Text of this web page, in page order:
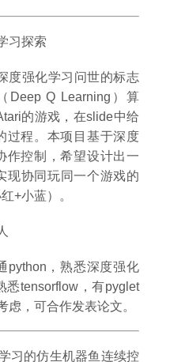
习探索
强化学习问世的标志
Deep Q Learning）算
的游戏，在slide中给
过程。本项目基于深度
作控制，希望设计出一
现协同玩同一个游戏的
+小蓝）。
，熟悉深度强化
悉tensorflow，有pyglet
虑，可合作发表论文。
的仿生机器鱼连续控